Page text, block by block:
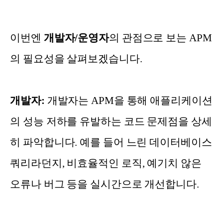
이번엔 개발자/운영자의 관점으로 보는 APM
의 필요성을 살펴보겠습니다.
개발자: 개발자는 APM을 통해 애플리케이션
의 성능 저하를 유발하는 코드 문제점을 상세
히 파악합니다. 예를 들어 느린 데이터베이스
쿼리라던지, 비효율적인 로직, 예기치 않은
오류나 버그 등을 실시간으로 개선합니다.